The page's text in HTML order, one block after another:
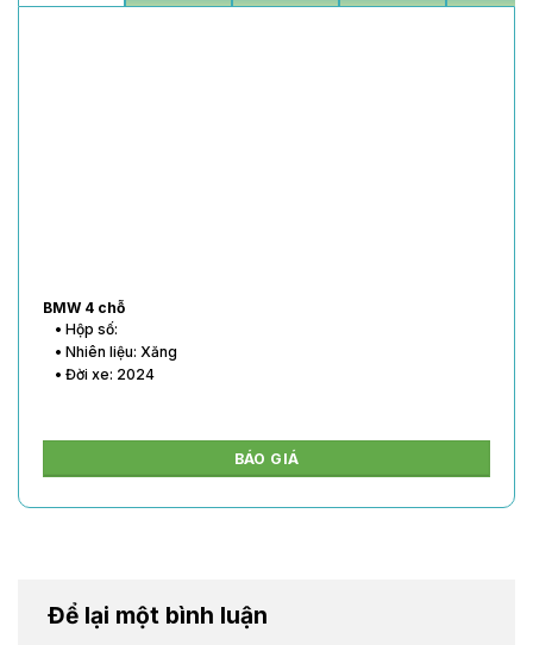
BMW 4 chỗ
• Hộp số:
• Nhiên liệu: Xăng
• Đời xe: 2024
BÁO GIÁ
Để lại một bình luận